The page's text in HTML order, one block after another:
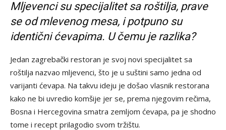
Mljevenci su specijalitet sa roštilja, prave
se od mlevenog mesa, i potpuno su
identični ćevapima. U čemu je razlika?
Jedan zagrebački restoran je svoj novi specijalitet sa
roštilja nazvao mljevenci, što je u suštini samo jedna od
varijanti ćevapa. Na takvu ideju je došao vlasnik restorana
kako ne bi uvredio komšije jer se, prema njegovim rečima,
Bosna i Hercegovina smatra zemljom ćevapa, pa je shodno
tome i recept prilagodio svom tržištu.